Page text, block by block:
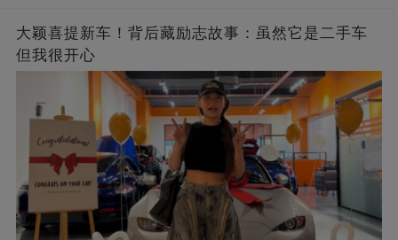
大颖喜提新车！背后藏励志故事：虽然它是二手车
但我很开心